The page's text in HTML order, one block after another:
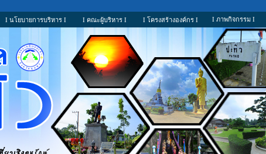
I นโยบายการบริหาร I I คณะผู้บริหาร I I โครงสร้างองค์กร I I ภาพกิจกรรม I